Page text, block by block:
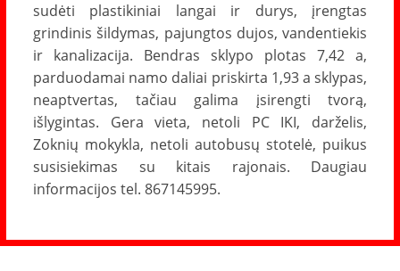
sudėti plastikiniai langai ir durys, įrengtas
grindinis šildymas, pajungtos dujos, vandentiekis
ir kanalizacija. Bendras sklypo plotas 7,42 a,
parduodamai namo daliai priskirta 1,93 a sklypas,
neaptvertas, tačiau galima įsirengti tvorą,
išlygintas. Gera vieta, netoli PC IKI, darželis,
Zoknių mokykla, netoli autobusų stotelė, puikus
susisiekimas su kitais rajonais. Daugiau
informacijos tel. 867145995.